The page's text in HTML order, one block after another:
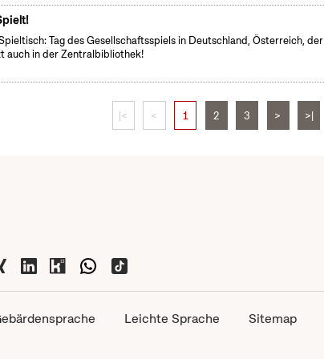
Tag des Gesellschaftsspiels in Deutschland, Österreich, der
auch in der Zentralbibliothek!
|< < 1 2 3 > >|
Leichte Sprache Sitemap